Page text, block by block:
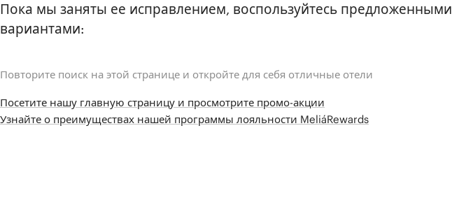
Пока мы заняты ее исправлением, воспользуйтесь предложенными
вариантами:
Повторите поиск на этой странице и откройте для себя отличные отели
Посетите нашу главную страницу и просмотрите промо-акции
Узнайте о преимуществах нашей программы лояльности MeliáRewards